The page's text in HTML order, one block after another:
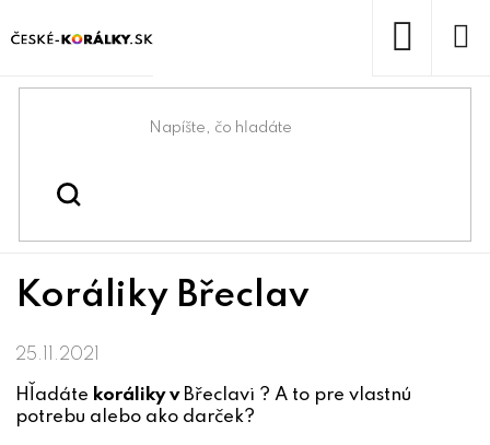
na
Domov
Naše kamenné pobočky
Koráliky Břeclav
25.11.2021
Hľadáte koráliky v Břeclavi ? A to pre vlastnú
potrebu alebo ako darček?